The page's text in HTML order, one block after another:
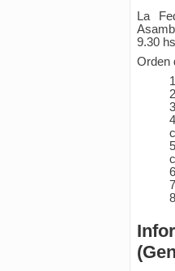
La
9.30
Orden